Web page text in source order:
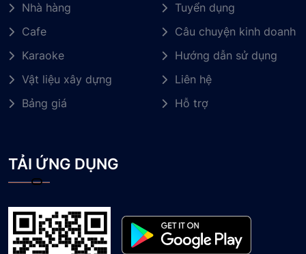
Nhà hàng
Cafe
Karaoke
Vật liệu xây dựng
Bảng giá
Tuyển dụng
Câu chuyện kinh doanh
Hướng dẫn sử dụng
Liên hệ
Hỗ trợ
TẢI ỨNG DỤNG